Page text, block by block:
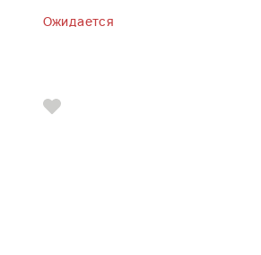
Ожидается